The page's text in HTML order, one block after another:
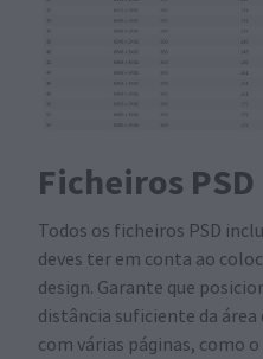
Ficheiros PSD
Todos os ficheiros PSD
deves ter em conta ao
design. Garante que
distância suficiente da área
com várias páginas, como